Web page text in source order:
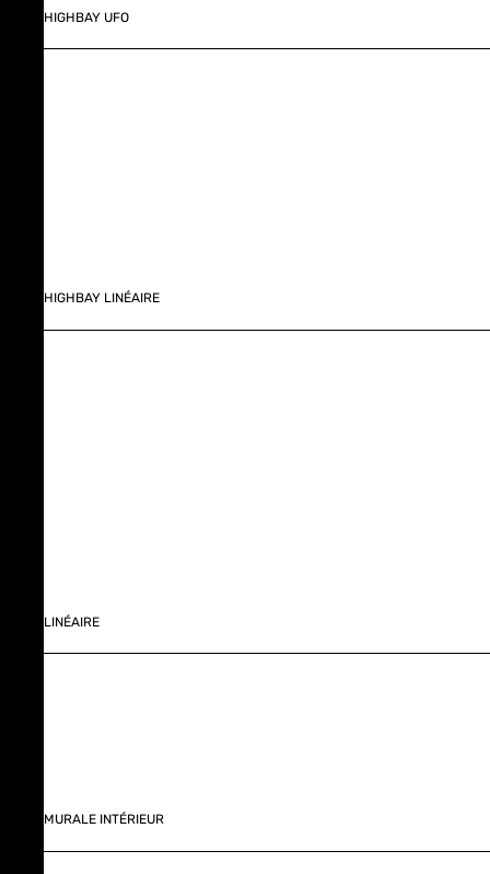
HIGHBAY UFO
HIGHBAY LINÉAIRE
LINÉAIRE
MURALE INTÉRIEUR